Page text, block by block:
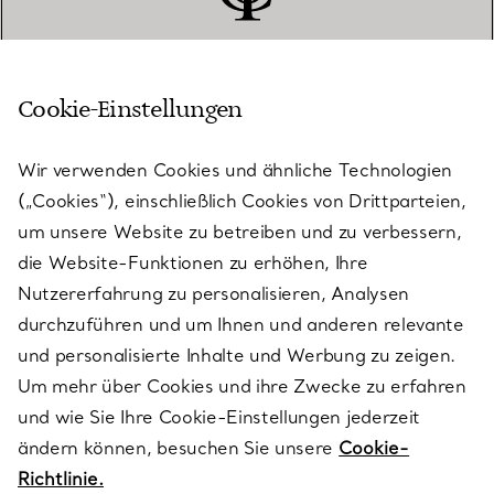
KUNDENSERVICE
SERVICES
ÜBER TIFFANY & CO.
RECHTLICHE HINWEISE
FOLGEN SIE UNS
Cookie-Einstellungen
Wir verwenden Cookies und ähnliche Technologien
(„Cookies“), einschließlich Cookies von Drittparteien,
um unsere Website zu betreiben und zu verbessern,
die Website-Funktionen zu erhöhen, Ihre
Nutzererfahrung zu personalisieren, Analysen
durchzuführen und um Ihnen und anderen relevante
und personalisierte Inhalte und Werbung zu zeigen.
Um mehr über Cookies und ihre Zwecke zu erfahren
und wie Sie Ihre Cookie-Einstellungen jederzeit
ändern können, besuchen Sie unsere Cookie-
Richtlinie.